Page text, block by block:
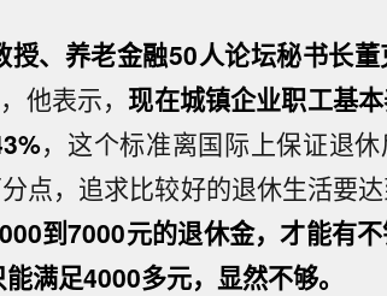
授、养老金融50人论坛秘书长
他表示， 现在城镇企业职工基
，这个标准离国际上保证退
点，追求比较好的退休生活要
到7000元的退休金，才能有
满足4000多元，显然不够。